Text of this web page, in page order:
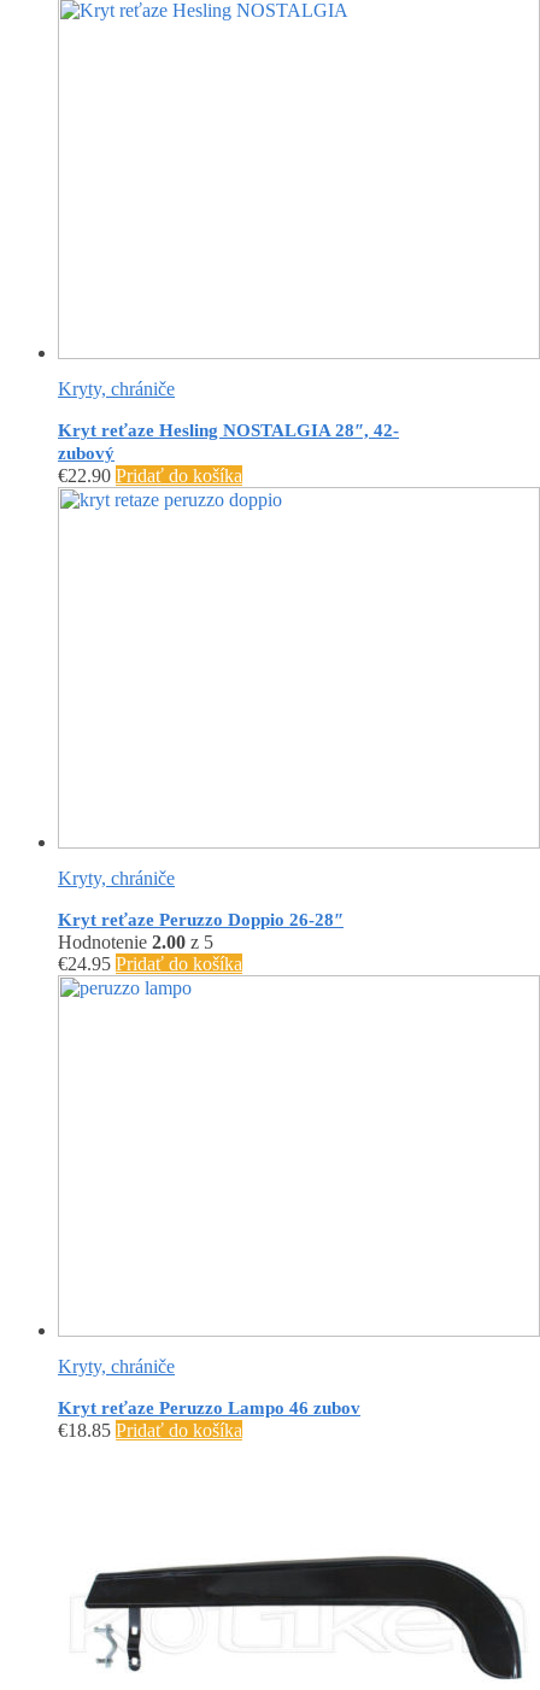
Kryty, chrániče
Kryt reťaze Hesling NOSTALGIA 28″, 42-
zubový
€22.90 Pridať do košíka
Kryty, chrániče
Kryt reťaze Peruzzo Doppio 26-28″
Hodnotenie 2.00 z 5
€24.95 Pridať do košíka
Kryty, chrániče
Kryt reťaze Peruzzo Lampo 46 zubov
€18.85 Pridať do košíka